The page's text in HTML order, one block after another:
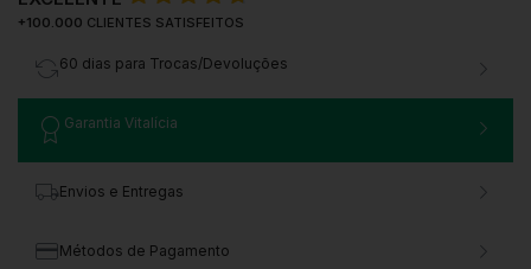
+100.000 CLIENTES SATISFEITOS
60 dias para Trocas/Devoluções
Garantia Vitalícia
Envios e Entregas
Métodos de Pagamento